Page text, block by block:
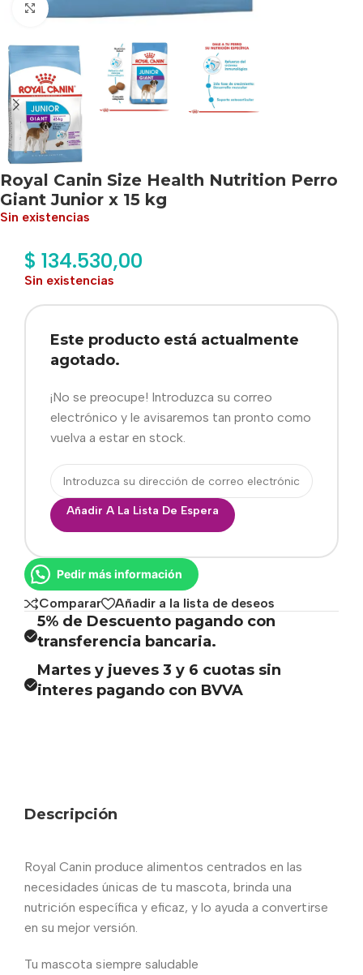
Haga clic para ampliar
Royal Canin Size Health Nutrition Perro
Giant Junior x 15 kg
Sin existencias
$ 134.530,00
Sin existencias
Este producto está actualmente
agotado.
¡No se preocupe! Introduzca su correo
electrónico y le avisaremos tan pronto como
vuelva a estar en stock.
Añadir A La Lista De Espera
Pedir más información
Comparar Añadir a la lista de deseos
5% de Descuento pagando con
transferencia bancaria.
Martes y jueves 3 y 6 cuotas sin
interes pagando con BVVA
Descripción
Royal Canin produce alimentos centrados en las
necesidades únicas de tu mascota, brinda una
nutrición específica y eficaz, y lo ayuda a convertirse
en su mejor versión.
Tu mascota siempre saludable